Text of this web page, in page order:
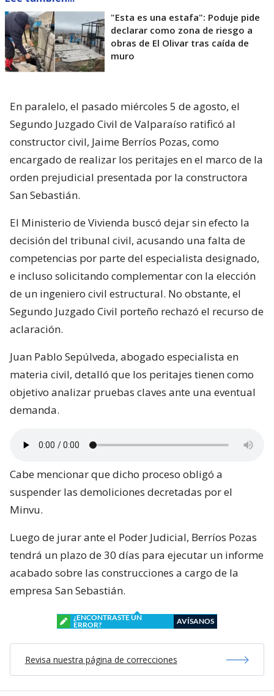
"Esta es una estafa": Poduje pide
declarar como zona de riesgo a
obras de El Olivar tras caída de
muro
En paralelo, el pasado miércoles 5 de agosto, el
Segundo Juzgado Civil de Valparaíso ratificó al
constructor civil, Jaime Berríos Pozas, como
encargado de realizar los peritajes en el marco de la
orden prejudicial presentada por la constructora
San Sebastián.
El Ministerio de Vivienda buscó dejar sin efecto la
decisión del tribunal civil, acusando una falta de
competencias por parte del especialista designado,
e incluso solicitando complementar con la elección
de un ingeniero civil estructural. No obstante, el
Segundo Juzgado Civil porteño rechazó el recurso de
aclaración.
Juan Pablo Sepúlveda, abogado especialista en
materia civil, detalló que los peritajes tienen como
objetivo analizar pruebas claves ante una eventual
demanda.
Cabe mencionar que dicho proceso obligó a
suspender las demoliciones decretadas por el
Minvu.
Luego de jurar ante el Poder Judicial, Berríos Pozas
tendrá un plazo de 30 días para ejecutar un informe
acabado sobre las construcciones a cargo de la
empresa San Sebastián.
¿ENCONTRASTE UN
ERROR?
AVÍSANOS
Revisa nuestra página de correcciones